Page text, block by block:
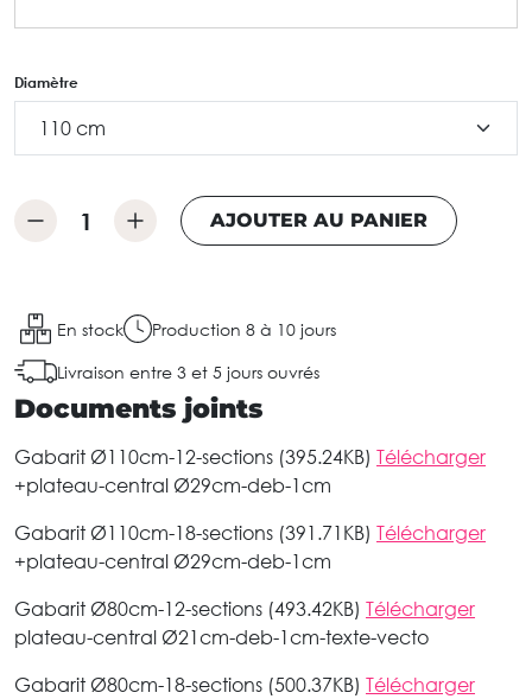
Diamètre
AJOUTER AU PANIER
En stock Production 8 à 10 jours
Livraison entre 3 et 5 jours ouvrés
Documents joints
Gabarit Ø110cm-12-sections (395.24KB) Télécharger
+plateau-central Ø29cm-deb-1cm
Gabarit Ø110cm-18-sections (391.71KB) Télécharger
+plateau-central Ø29cm-deb-1cm
Gabarit Ø80cm-12-sections (493.42KB) Télécharger
plateau-central Ø21cm-deb-1cm-texte-vecto
Gabarit Ø80cm-18-sections (500.37KB) Télécharger